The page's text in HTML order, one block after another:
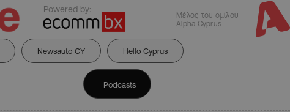
Powered by:
Μέλος του ομίλου
Alpha Cyprus
Newsauto CY Hello Cyprus
Podcasts